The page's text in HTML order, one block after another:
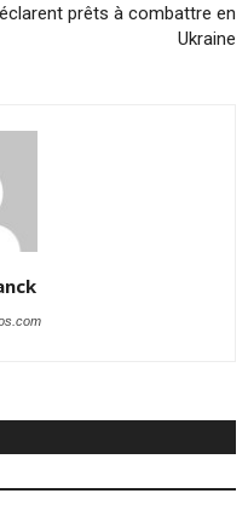
prêts à combattre en
Ukraine